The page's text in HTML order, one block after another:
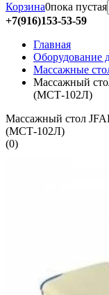
Корзина0пока пустая
+7(916)153-53-59
Главная
Оборудование
Массажные
Массажный
(МСТ-102Л)
Массажный стол
(МСТ-102Л)
(0)